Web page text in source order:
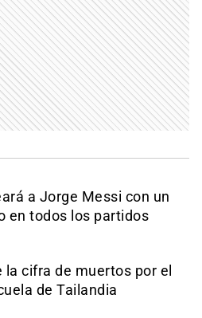
a Jorge Messi con un
en todos los partidos
cifra de muertos por el
de Tailandia